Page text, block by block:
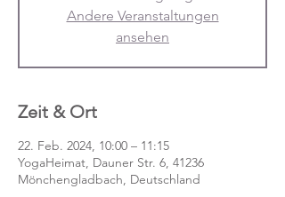
Andere Veranstaltungen
ansehen
Zeit & Ort
22. Feb. 2024, 10:00 – 11:15
YogaHeimat, Dauner Str. 6, 41236
Mönchengladbach, Deutschland